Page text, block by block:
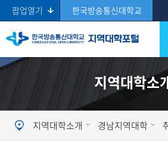
팝업열기 한국방송통신대학교
Search 지역대학소
지역대학소개 경남지역대학